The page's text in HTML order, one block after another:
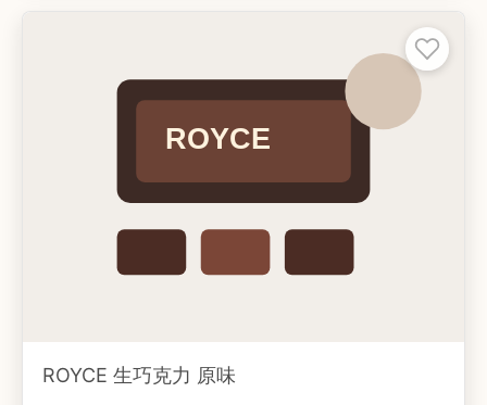
ROYCE 生巧克力 原味